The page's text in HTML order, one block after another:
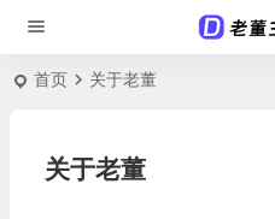
首页 关于老董
关于老董